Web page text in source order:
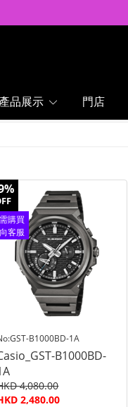
產品展示 門店
購買
客服
查詢
B1000BD-1A
B1000BD-
4,080.00
2,480.00